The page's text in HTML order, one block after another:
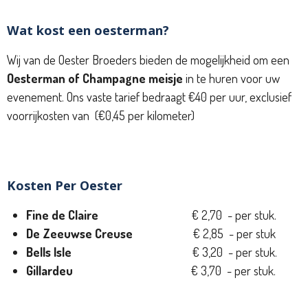
Wat kost een oesterman?
Wij van de Oester Broeders bieden de mogelijkheid om een
Oesterman of Champagne meisje in te huren voor uw
evenement. Ons vaste tarief bedraagt €40 per uur, exclusief
voorrijkosten van (€0,45 per kilometer)
Kosten Per Oester
Fine de Claire € 2,70 - per stuk.
De Zeeuwse Creuse
€ 2,85 - per stuk
Bells Isle
€ 3,20 - per stuk.
Gillardeu
€ 3,70 - per stuk.